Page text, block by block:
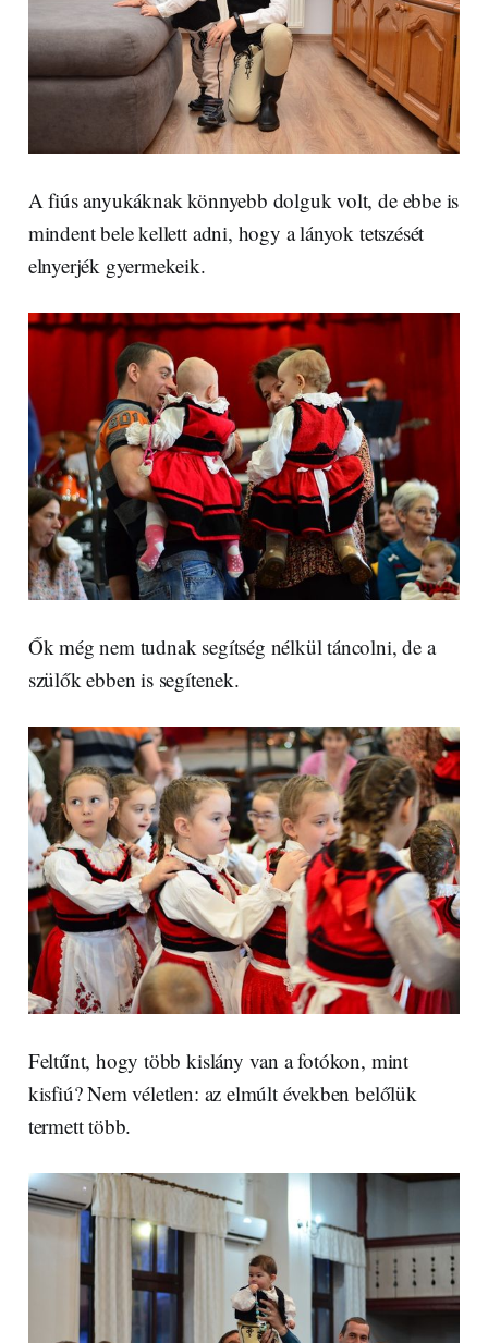
A fiús anyukáknak könnyebb dolguk volt, de ebbe is
mindent bele kellett adni, hogy a lányok tetszését
elnyerjék gyermekeik.
Ők még nem tudnak segítség nélkül táncolni, de a
szülők ebben is segítenek.
Feltűnt, hogy több kislány van a fotókon, mint
kisfiú? Nem véletlen: az elmúlt években belőlük
termett több.